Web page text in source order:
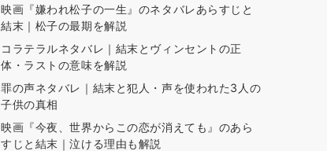
映画『嫌われ松子の一生』のネタバレあらすじと
結末｜松子の最期を解説
コラテラルネタバレ｜結末とヴィンセントの正
体・ラストの意味を解説
罪の声ネタバレ｜結末と犯人・声を使われた3人の
子供の真相
映画『今夜、世界からこの恋が消えても』のあら
すじと結末｜泣ける理由も解説